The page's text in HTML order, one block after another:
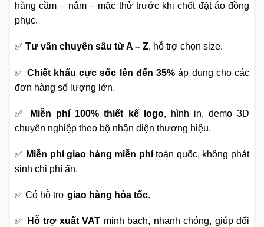
hàng cầm – nắm – mặc thử trước khi chốt đặt áo đồng
phục.
✅ Tư vấn chuyên sâu từ A – Z, hỗ trợ chọn size.
✅ Chiết khấu cực sốc lên đến 35% áp dụng cho các
đơn hàng số lượng lớn.
✅ Miễn phí 100% thiết kế logo, hình in, demo 3D
chuyên nghiệp theo bộ nhận diện thương hiệu.
✅ Miễn phí giao hàng miễn phítoàn quốc, không phát
sinh chi phí ẩn.
✅ Có hỗ trợ giao hàng hỏa tốc.
✅ Hỗ trợ xuất VAT minh bạch, nhanh chóng, giúp đối